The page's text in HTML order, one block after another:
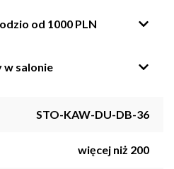
od 1000 PLN
salonie
STO-KAW-DU-DB-36
więcej niż 200